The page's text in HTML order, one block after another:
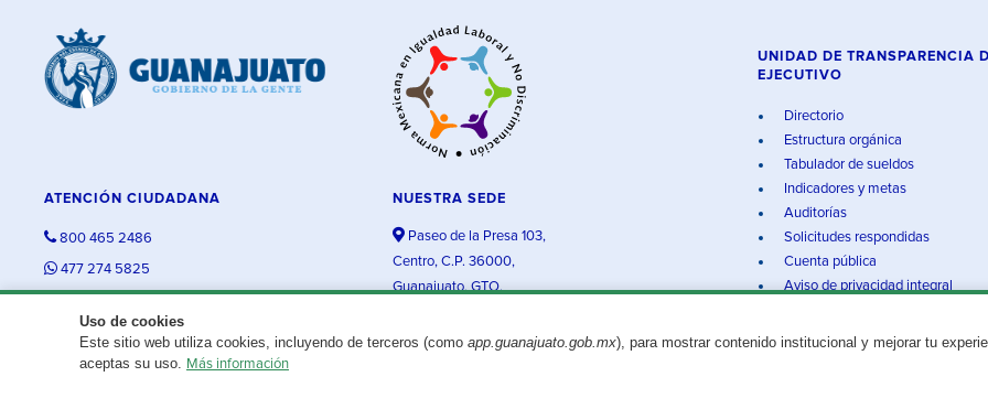
Uso de cookies
Este sitio web utiliza cookies, incluyendo de terceros (como app.guanajuato.gob.mx), para mostrar contenido institucional y mejorar tu
aceptas su uso. Más información
ATENCIÓN CIUDADANA
800 465 2486
477 274 5825
NUESTRA SEDE
Paseo de la Presa 103,
Centro, C.P. 36000,
Guanajuato, GTO.
UNIDAD DE TRANSPARENCIA
EJECUTIVO
Directorio
Estructura orgánica
Tabulador de sueldos
Indicadores y metas
Auditorías
Solicitudes respondidas
Cuenta pública
Aviso de privacidad integral
¿Existe algún problema con esta página?Repórtalo aquí. Aviso legal© 2025 Gobierno del Estado de Guanajuato